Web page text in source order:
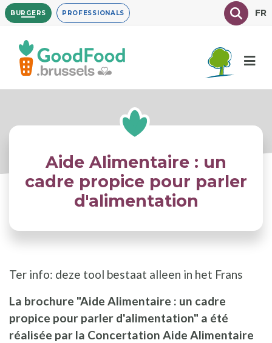
Overslaan
en
inhoud
gaan
BURGERS PROFESSIONALS TexteFR
Aide Alimentaire : un
cadre propice pour parler
d'alimentation
Ter info: deze tool bestaat alleen in het Frans
La brochure "Aide Alimentaire : un cadre
propice pour parler d'alimentation" a été
réalisée par la Concertation Aide Alimentaire